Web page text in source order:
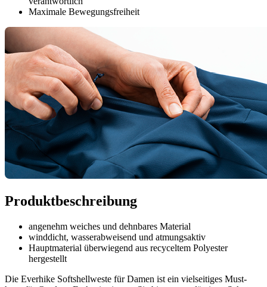
Maximale Bewegungsfreiheit
Produktbeschreibung
angenehm weiches und dehnbares Material
winddicht, wasserabweisend und atmungsaktiv
Hauptmaterial überwiegend aus recyceltem Polyester
hergestellt
Die Everhike Softshellweste für Damen ist ein vielseitiges Must-